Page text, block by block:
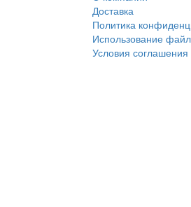
Доставка
Политика
Использование
Условия соглашения